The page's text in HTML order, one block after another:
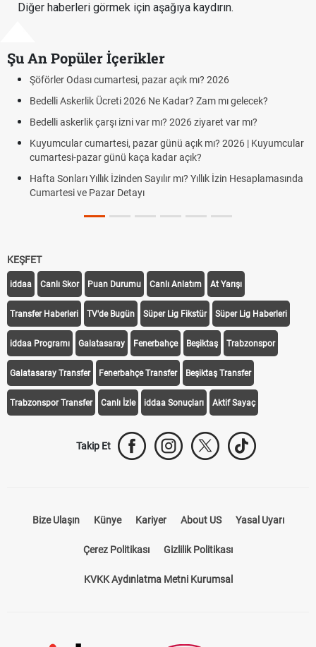
Diğer haberleri görmek için aşağıya kaydırın.
Şu An Popüler İçerikler
Odası cumartesi, pazar açık mı? 2026
Askerlik Ücreti 2026 Ne Kadar? Zam mı gelecek?
askerlik çarşı izni var mı? 2026 ziyaret var mı?
cumartesi, pazar günü açık mı? 2026 | Kuyumcular
pazar günü kaça kadar açık?
Sonları Yıllık İzinden Sayılır mı? Yıllık İzin Hesaplamasında
ve Pazar Detayı
KEŞFET
iddaa Canlı Skor Puan Durumu Canlı Anlatım At Yarışı
Transfer Haberleri TV'de Bugün Süper Lig Fikstür Süper Lig Haberleri
iddaa Programı Galatasaray Fenerbahçe Beşiktaş Trabzonspor
Galatasaray Transfer Fenerbahçe Transfer Beşiktaş Transfer
Trabzonspor Transfer Canlı İzle iddaa Sonuçları Aktif Sayaç
Takip Et
Bize Ulaşın Künye Kariyer About US Yasal Uyarı
Çerez Politikası Gizlilik Politikası
KVKK Aydınlatma Metni Kurumsal